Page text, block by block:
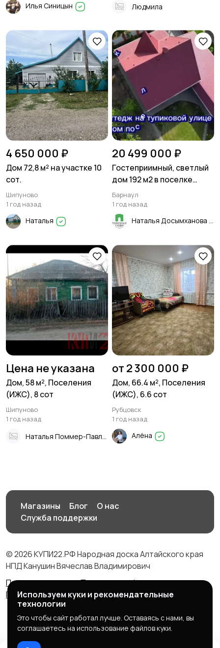
Илья Синицын Людмила
4 650 000 ₽
Дом 72,8 м² на участке 10
сот.
Шипуново
1 год назад
Наталья
20 499 000 ₽
Гостеприимный, светлый
дом 192 м2 в поселке
Cолнeчная пoляна
Барнаул
1 год назад
Наталья Досымханова
Цена не указана
Дом, 58 м², Поселения
(ИЖС), 8 сот
Шипуново
1 год назад
от 2 300 000 ₽
Дом, 66.4 м², Поселения
(ИЖС), 6.6 сот
Рубцовск
1 год назад
Алёна
Магазины Блог
О нас
Служба поддержки
© 2026 КУПИ22.РФ Народная доска Алтайского края
НПД Канушин Вячеслав Владимирович
Правила сервиса
Политика конфиденциальности
Политика использования cookie
Используем куки и рекомендательные
технологии
Это чтобы сайт работал лучше. Оставаясь с нами, вы
соглашаетесь на использование файлов куки.